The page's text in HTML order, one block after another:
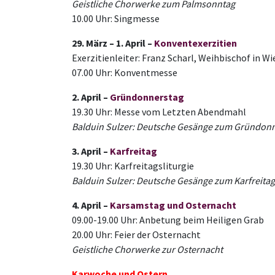
Geistliche Chorwerke zum Palmsonntag
10.00 Uhr: Singmesse
29. März – 1. April – Konventexerzitien
Exerzitienleiter: Franz Scharl, Weihbischof in
07.00 Uhr: Konventmesse
2. April – Gründonnerstag
19.30 Uhr: Messe vom Letzten Abendmahl
Balduin Sulzer: Deutsche Gesänge zum
3. April – Karfreitag
19.30 Uhr: Karfreitagsliturgie
Balduin Sulzer: Deutsche Gesänge zum Karfreitag
4. April – Karsamstag und Osternacht
09.00-19.00 Uhr: Anbetung beim Heiligen Grab
20.00 Uhr: Feier der Osternacht
Geistliche Chorwerke zur Osternacht